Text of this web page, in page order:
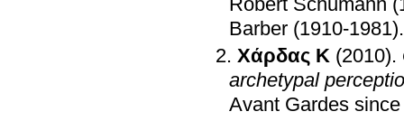
Robert Schumann
Barber (1910-1981)
Χάρδας Κ (2010).
archetypal
Avant Gardes